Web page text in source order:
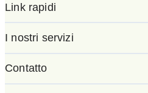
Link rapidi
I nostri servizi
Contatto